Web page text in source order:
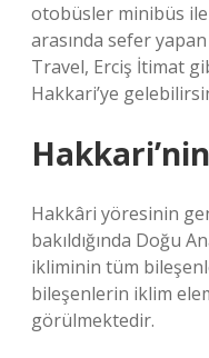
otobüsler minibüs
arasında sefer
Travel, Erciş İtimat
Hakkari’ye
Hakkâri yöresinin
bakıldığında Doğu
ikliminin tüm
bileşenlerin iklim
görülmektedir.